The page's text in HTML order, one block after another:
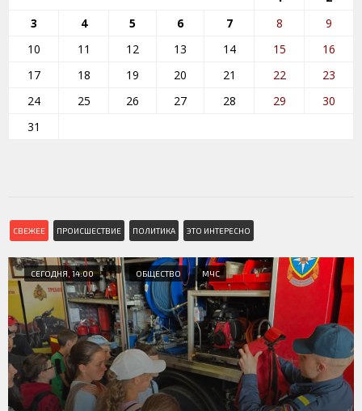
3
4 5 6 7 8
9
10
11 12 13 14 15
16
17
18 19 20 21 22
23
24
25 26 27 28 29
30
31
СВЕЖЕЕ ПРОИСШЕСТВИЕ ПОЛИТИКА ЭТО ИНТЕРЕСНО
СЕГОДНЯ, 14:00 ОБЩЕСТВО МЧС